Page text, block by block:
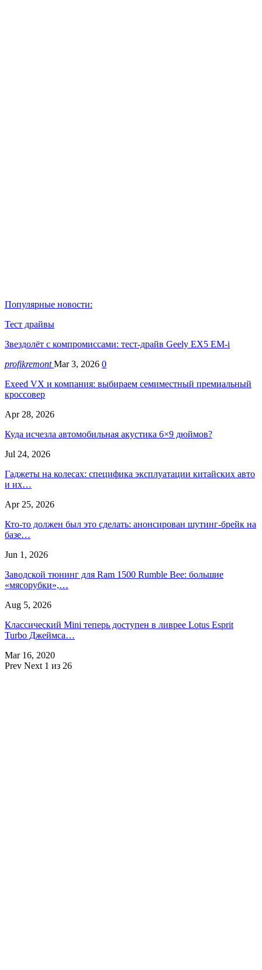
Популярные новости:
Тест драйвы
Звездолёт с компромиссами: тест-драйв Geely EX5 EM-i
profikremontMar 3, 2026 0
Exeed VX и компания: выбираем семиместный премиальный
кроссовер
Apr 28, 2026
Куда исчезла автомобильная акустика 6×9 дюймов?
Jul 24, 2026
Гаджеты на колесах: специфика эксплуатации китайских авто
и их…
Apr 25, 2026
Кто-то должен был это сделать: анонсирован шутинг-брейк на
базе…
Jun 1, 2026
Заводской тюнинг для Ram 1500 Rumble Bee: большие
«мясорубки»,…
Aug 5, 2026
Классический Mini теперь доступен в ливрее Lotus Esprit
Turbo Джеймса…
Mar 16, 2020
Prev Next 1 из 26